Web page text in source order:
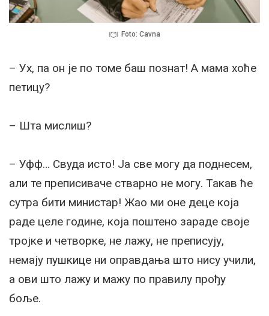
Foto: Cavna
– Ух, па он је по томе баш познат! А мама хоће
петицу?
– Шта мислиш?
– Уфф… Свуда исто! Ја све могу да поднесем,
али те преписиваче стварно не могу. Такав ће
сутра бити министар! Жао ми оне деце која
раде целе године, која поштено зараде своје
тројке и четворке, не лажу, не преписују,
немају пушкице ни оправдања што нису учили,
а ови што лажу и мажу по правилу прођу
боље.